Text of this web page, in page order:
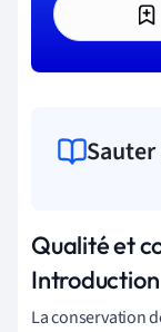
Qualité et
Introduction
La conservation